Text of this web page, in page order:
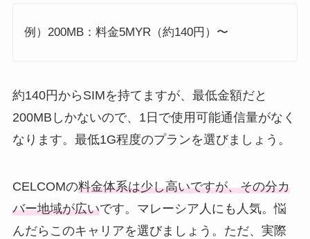
例）200MB：料金5MYR（約140円）〜
約140円からSIMを持てますが、最低金額だと
200MBしかないので、1日で使用可能通信量がなく
なります。最低1G程度のプランを選びましょう。
CELCOMの料金体系は少し高いですが、その分カ
バー地域が広いです。マレーシア人にも人気。悩
んだらこのキャリアを選びましょう。ただ、実際